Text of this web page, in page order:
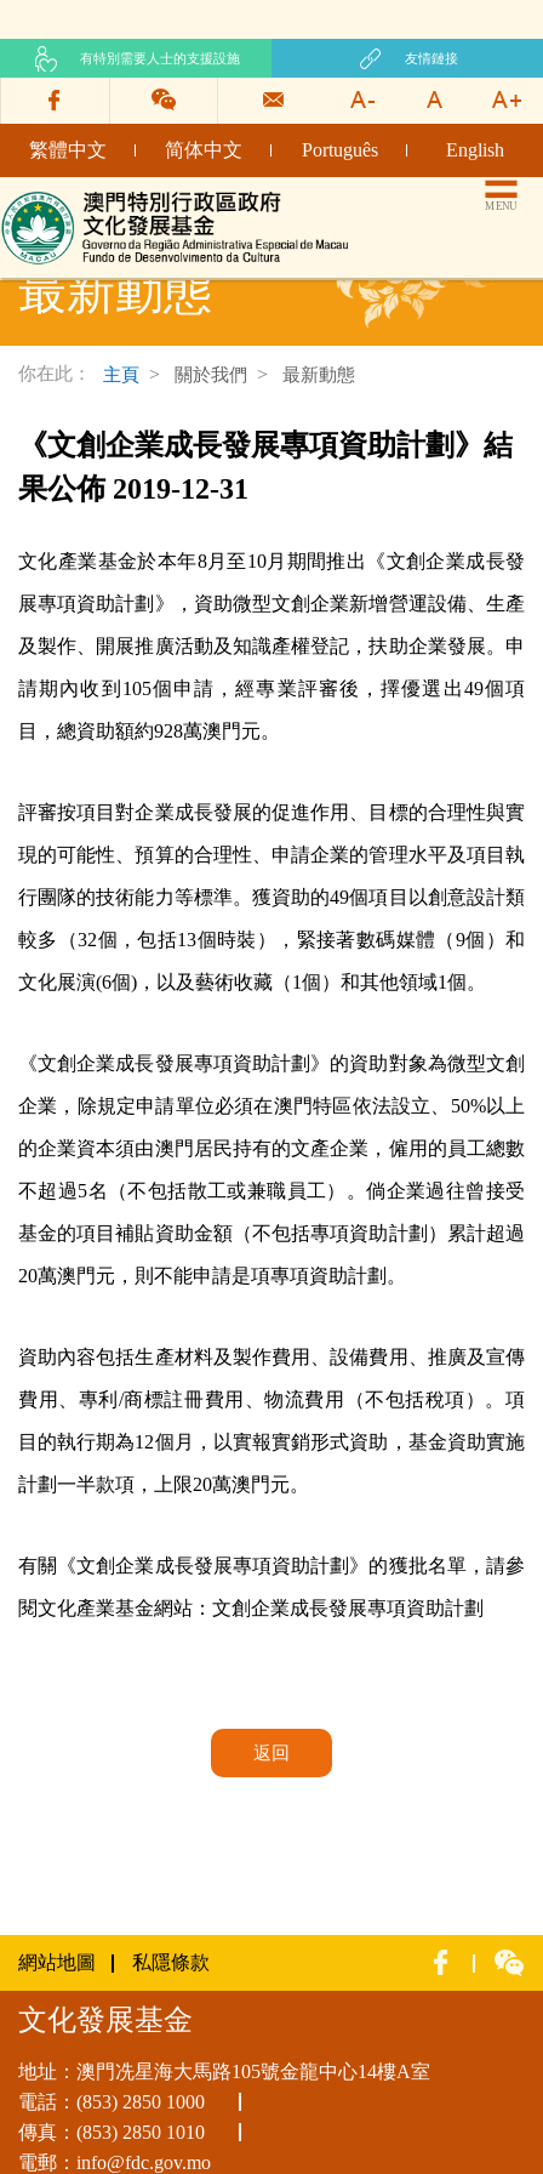
有特別需要人士的支援設施 友情鏈接
繁體中文 简体中文 Português English
文化發展基金網頁 MENU
最新動態
你在此： 主頁 關於我們 最新動態
《文創企業成長發展專項資助計劃》結
果公佈 2019-12-31
文化產業基金於本年8月至10月期間推出《文創企業成長發
展專項資助計劃》，資助微型文創企業新增營運設備、生產
及製作、開展推廣活動及知識產權登記，扶助企業發展。申
請期內收到105個申請，經專業評審後，擇優選出49個項
目，總資助額約928萬澳門元。
評審按項目對企業成長發展的促進作用、目標的合理性與實
現的可能性、預算的合理性、申請企業的管理水平及項目執
行團隊的技術能力等標準。獲資助的49個項目以創意設計類
較多（32個，包括13個時裝），緊接著數碼媒體（9個）和
文化展演(6個)，以及藝術收藏（1個）和其他領域1個。
《文創企業成長發展專項資助計劃》的資助對象為微型文創
企業，除規定申請單位必須在澳門特區依法設立、50%以上
的企業資本須由澳門居民持有的文產企業，僱用的員工總數
不超過5名（不包括散工或兼職員工）。倘企業過往曾接受
基金的項目補貼資助金額（不包括專項資助計劃）累計超過
20萬澳門元，則不能申請是項專項資助計劃。
資助內容包括生產材料及製作費用、設備費用、推廣及宣傳
費用、專利/商標註冊費用、物流費用（不包括稅項）。項
目的執行期為12個月，以實報實銷形式資助，基金資助實施
計劃一半款項，上限20萬澳門元。
有關《文創企業成長發展專項資助計劃》的獲批名單，請參
閱文化產業基金網站： 文創企業成長發展專項資助計劃
返回
網站地圖 私隱條款
文化發展基金
地址：澳門冼星海大馬路105號金龍中心14樓A室
電話： (853) 2850 1000
傳真：(853) 2850 1010
電郵： info@fdc.gov.mo